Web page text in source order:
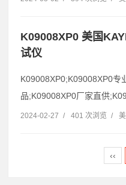
K09008XP0 美国
试仪
K09008XP0;K09008XP0专
品;K09008XP0厂家直供
2024-02-27 / 401 次浏览 /
‹‹